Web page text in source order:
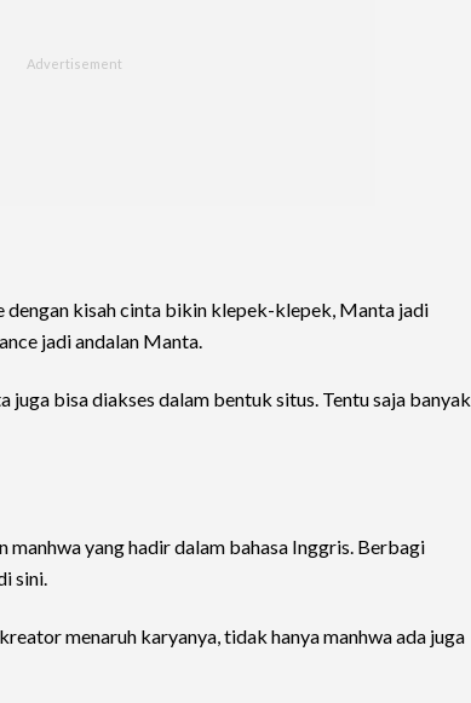
dengan kisah cinta bikin klepek-klepek, Manta jadi
jadi andalan Manta.
juga bisa diakses dalam bentuk situs. Tentu saja banyak
yang hadir dalam bahasa Inggris. Berbagi
sini.
menaruh karyanya, tidak hanya manhwa ada juga